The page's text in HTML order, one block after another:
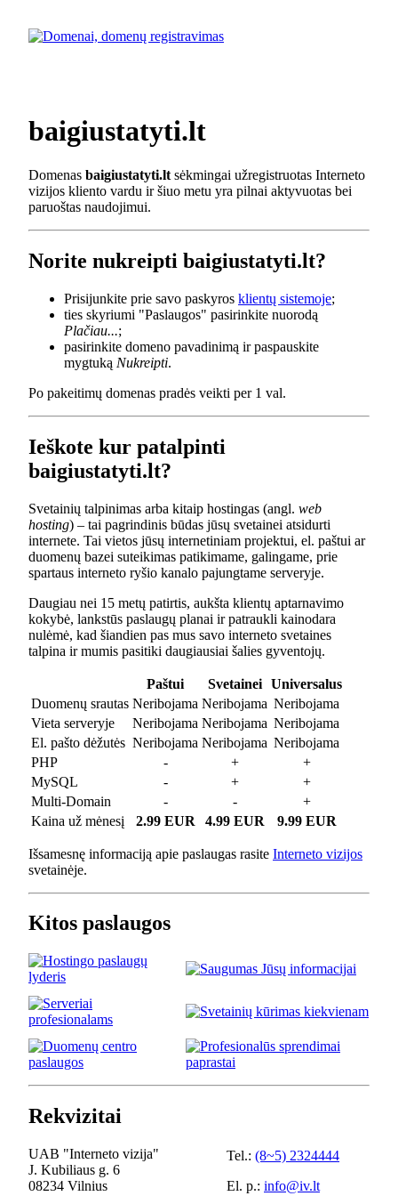
baigiustatyti.lt
Domenas baigiustatyti.lt sėkmingai užregistruotas Interneto
vizijos kliento vardu ir šiuo metu yra pilnai aktyvuotas bei
paruoštas naudojimui.
Norite nukreipti baigiustatyti.lt?
Prisijunkite prie savo paskyros klientų sistemoje;
ties skyriumi "Paslaugos" pasirinkite nuorodą
Plačiau...;
pasirinkite domeno pavadinimą ir paspauskite
mygtuką Nukreipti.
Po pakeitimų domenas pradės veikti per 1 val.
Ieškote kur patalpinti
baigiustatyti.lt?
Svetainių talpinimas arba kitaip hostingas (angl. web
hosting) – tai pagrindinis būdas jūsų svetainei atsidurti
internete. Tai vietos jūsų internetiniam projektui, el. paštui ar
duomenų bazei suteikimas patikimame, galingame, prie
spartaus interneto ryšio kanalo pajungtame serveryje.
Daugiau nei 15 metų patirtis, aukšta klientų aptarnavimo
kokybė, lankstūs paslaugų planai ir patraukli kainodara
nulėmė, kad šiandien pas mus savo interneto svetaines
talpina ir mumis pasitiki daugiausiai šalies gyventojų.
Paštui Svetainei
Universalus
Duomenų srautas Neribojama Neribojama Neribojama
Vieta serveryje
Neribojama Neribojama Neribojama
El. pašto dėžutės Neribojama Neribojama Neribojama
PHP
- +
+
MySQL
- +
+
Multi-Domain
- -
+
Kaina už mėnesį
2.99 EUR 4.99 EUR 9.99 EUR
Išsamesnę informaciją apie paslaugas rasite Interneto vizijos
svetainėje.
Kitos paslaugos
Rekvizitai
UAB "Interneto vizija"
J. Kubiliaus g. 6
08234 Vilnius
Tel.: (8~5) 2324444
El. p.: info@iv.lt